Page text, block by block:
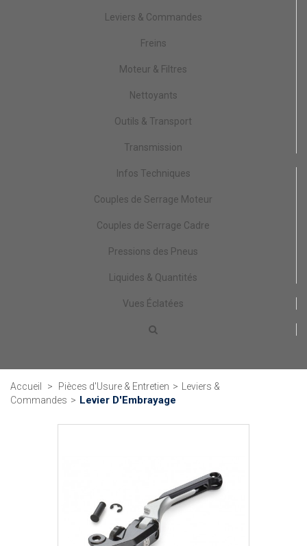
Leviers & Commandes
Freins
Moteur & Filtres
Nettoyants
Outils & Transport
Transmission
Infos Techniques
Couples de Serrage Moteur
Couples de Serrage Cadre
Pressions des Pneus
Liquides & Quantités
Vues Éclatées
Accueil > Pièces d'Usure & Entretien >
Leviers &
Commandes > Levier D'Embrayage